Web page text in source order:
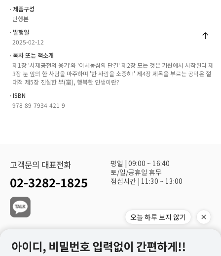
ㆍ제품구성
단행본
ㆍ발행일
2025-02-12
ㆍ목차 또는 책소개
제1장 '사제공전의 용기'와 '이체동심의 단결' 제2장 모든 것은 기원에서 시작된다 제
3장 눈 앞의 한 사람을 마주하며 '한 사람을 소중히!' 제4장 제목을 부르는 공덕은 절
대적 제5장 진실한 부(富), 행복한 인생이란?
ㆍISBN
978-89-7934-421-9
고객문의 대표전화
02-3282-1825
평일 | 09:00 ~ 16:40
토/일/공휴일 휴무
점심시간 | 11:30 ~ 13:00
(주)화광신문사 대표이사 : 정재환
오늘 하루 보지 않기